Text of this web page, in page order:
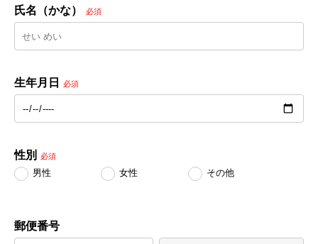
氏名（かな） 必須
生年月日 必須
性別 必須
男性 女性 その他
郵便番号